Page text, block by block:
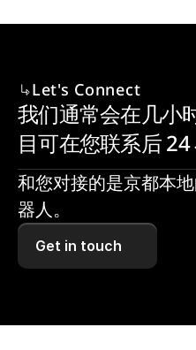
Let's Connect
我们通常会在几小
目可在您联系后 24
和您对接的是京都本
器人。
Get in touch